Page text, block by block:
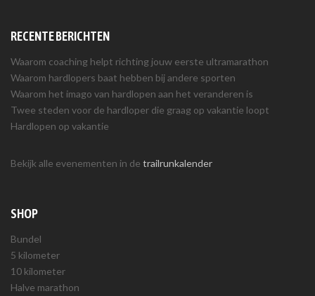
RECENTE BERICHTEN
Waarom coaching helpt richting jouw eerste ultramarathon
Waarom hardlopers baat hebben bij andere sporten
Waarom het imago van hardlopen aan het veranderen is
Twee steden voor de hardloper die graag op vakantie loopt
Hardlopen op vakantie
Bekijk alle evenementen in de trailrunkalender
SHOP
Bundel
5 kilometer
10 kilometer
Halve marathon